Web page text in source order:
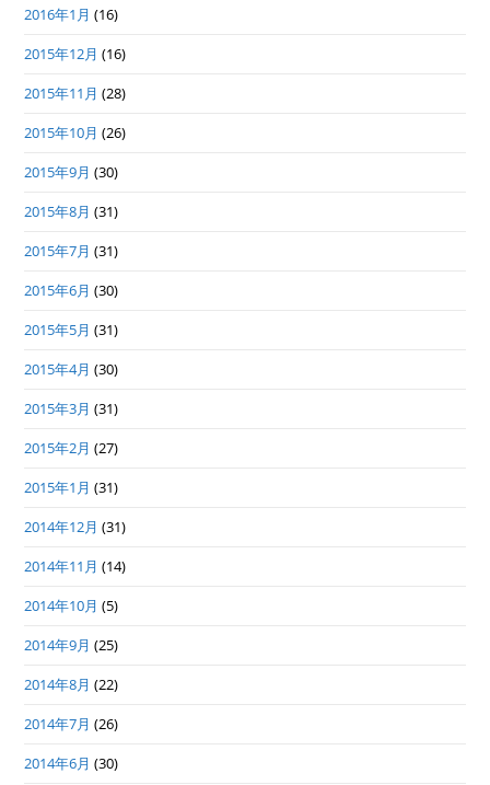
2016年1月 (16)
2015年12月 (16)
2015年11月 (28)
2015年10月 (26)
2015年9月 (30)
2015年8月 (31)
2015年7月 (31)
2015年6月 (30)
2015年5月 (31)
2015年4月 (30)
2015年3月 (31)
2015年2月 (27)
2015年1月 (31)
2014年12月 (31)
2014年11月 (14)
2014年10月 (5)
2014年9月 (25)
2014年8月 (22)
2014年7月 (26)
2014年6月 (30)